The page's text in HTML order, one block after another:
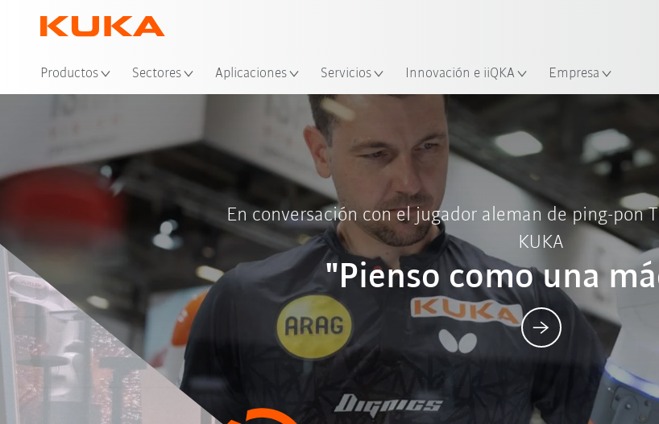
Productos Sectores Aplicaciones Servicios Innovación e iiQKA Empresa
Posts
En conversación con el jugador aleman de ping-pon
KUKA
"Pienso como una